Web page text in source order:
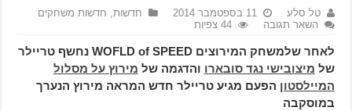
טל סלע 11 בספטמבר 2014 חדשות, חדשות משחקים
השאר תגובה
44 צפיות
לאחר שלמשחק המירוצים WOFLD of SPEED נחשף טריילר
של מיצובישי נגד סובארווהדגמה של מירוץ על מסלול
המיילסטוןהפעם מגיע טריילר חדש המראה מירוץ הנערך
במוסקבה